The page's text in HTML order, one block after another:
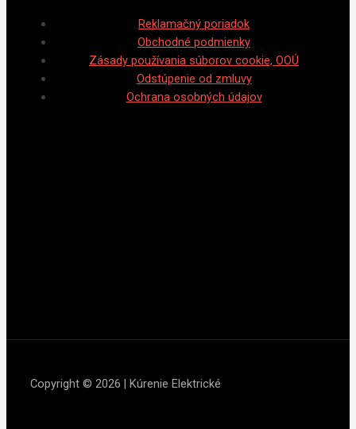
Reklamačný poriadok
Obchodné podmienky
Zásady používania súborov cookie, OOÚ
Odstúpenie od zmluvy
Ochrana osobných údajov
Copyright © 2026 | Kúrenie Elektrické